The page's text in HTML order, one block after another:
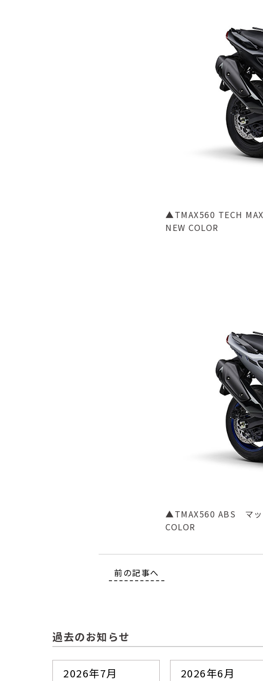
▲TMAX560 TECH
NEW COLOR
▲TMAX560 ABS マッ
COLOR
前の記事へ
過去のお知らせ
2026年7月 2026年6月